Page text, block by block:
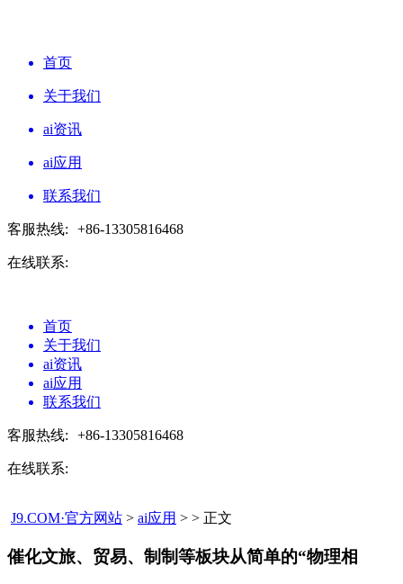
首页
关于我们
ai资讯
ai应用
联系我们
客服热线: +86-13305816468
在线联系:
首页
关于我们
ai资讯
ai应用
联系我们
客服热线: +86-13305816468
在线联系:
J9.COM·官方网站 > ai应用 > > 正文
催化文旅、贸易、制制等板块从简单的“物理相​